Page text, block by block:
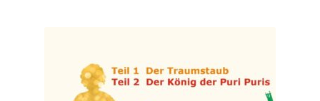
Zahlungsarten